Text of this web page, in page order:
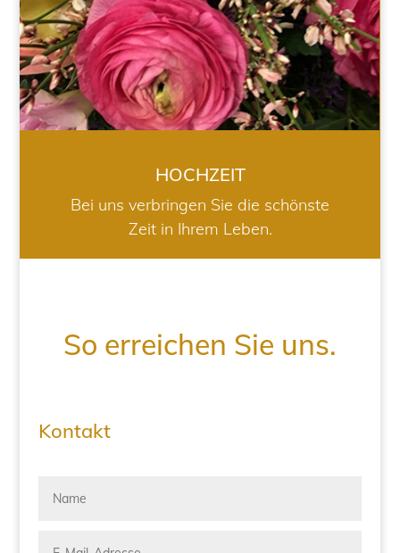
HOCHZEIT
Bei uns verbringen Sie die schönste
Zeit in Ihrem Leben.
So erreichen Sie uns.
Kontakt